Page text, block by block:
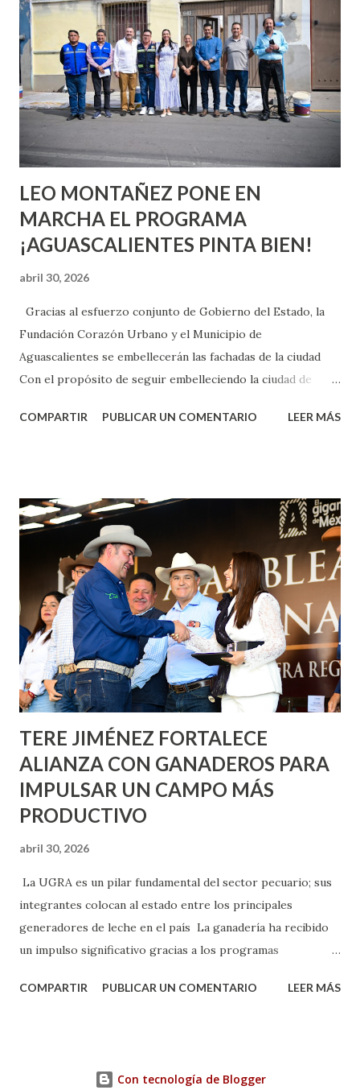
o expertas en el tema. Siempre hay algo nuevo que
aprender y nuevas experiencias que conocer. Si eres una
chica y aún no has tenido relaciones sexuales, tal vez
pienses que el sexo será increíble y no puedas esperar para
experimentarlo, pero como cualquier persona con
experiencia te dirá, siempre es mejor cuando ambas partes
son suficientemen...
LEO MONTAÑEZ PONE EN
MARCHA EL PROGRAMA
¡AGUASCALIENTES PINTA BIEN!
abril 30, 2026
Gracias al esfuerzo conjunto de Gobierno del Estado, la
Fundación Corazón Urbano y el Municipio de
Aguascalientes se embellecerán las fachadas de la ciudad
Con el propósito de seguir embelleciendo la ciudad de
municipal, Leo Montañez dio inicio al programa
Corazón Urbano y el Municipio capital. Leo Montañez
informó que en este programa se usarán cerca de 90 mil
metros cuadrados de pintura, para dar inicio en la calle
Nieto, entre Jesús F. Elizondo y la calle 22 de Octubre, con
lo que se aplicará pintura en 66 casas. Posteriormente se
llevará este programa a Villas de Nuestra Señora de la
Asunción, Avenida Alameda y Decreto 27 de Septiembre, en
los edificios FOVISSSTE Ojo de Agua, en la comunidad
Norias de Paso Hondo y en los edificios de...
COMPARTIR PUBLICAR UN COMENTARIO LEER MÁS
TERE JIMÉNEZ FORTALECE
ALIANZA CON GANADEROS PARA
IMPULSAR UN CAMPO MÁS
PRODUCTIVO
abril 30, 2026
La UGRA es un pilar fundamental del sector pecuario; sus
integrantes colocan al estado entre los principales
generadores de leche en el país La ganadería ha recibido
un impulso significativo gracias a los programas
muestra de su respaldo firme y decidido al campo, la
compromiso de trabajar de la mano con los productores
COMPARTIR PUBLICAR UN COMENTARIO LEER MÁS
Con tecnología de Blogger